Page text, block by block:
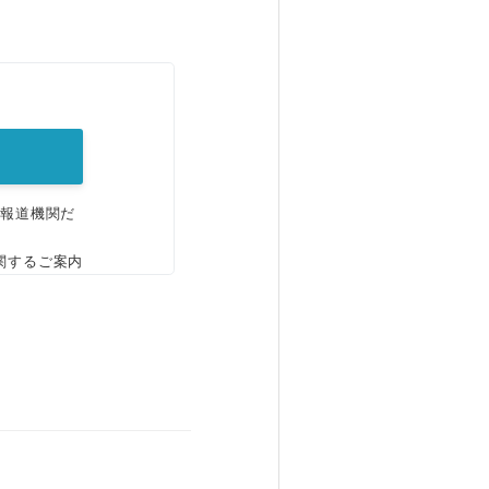
道機関だ
するご案内